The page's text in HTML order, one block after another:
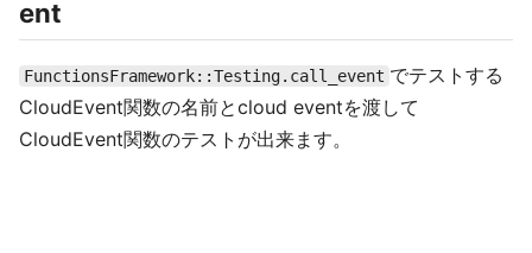
ent
FunctionsFramework::Testing.call_event でテストする
CloudEvent関数の名前とcloud eventを渡して
CloudEvent関数のテストが出来ます。